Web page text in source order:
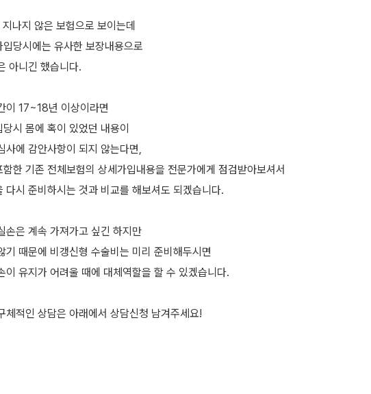
나지 않은 보험으로 보이는데
당시에는 유사한 보장내용으로
아니긴 했습니다.
이 17~18년 이상이라면
시 몸에 혹이 있었던 내용이
사에 감안사항이 되지 않는다면,
한 기존 전체보험의 상세가입내용을 전문가에게 점검받아보셔서
다시 준비하시는 것과 비교를 해보셔도 되겠습니다.
손은 계속 가져가고 싶긴 하지만
기 때문에 비갱신형 수술비는 미리 준비해두시면
이 유지가 어려울 때에 대체역할을 할 수 있겠습니다.